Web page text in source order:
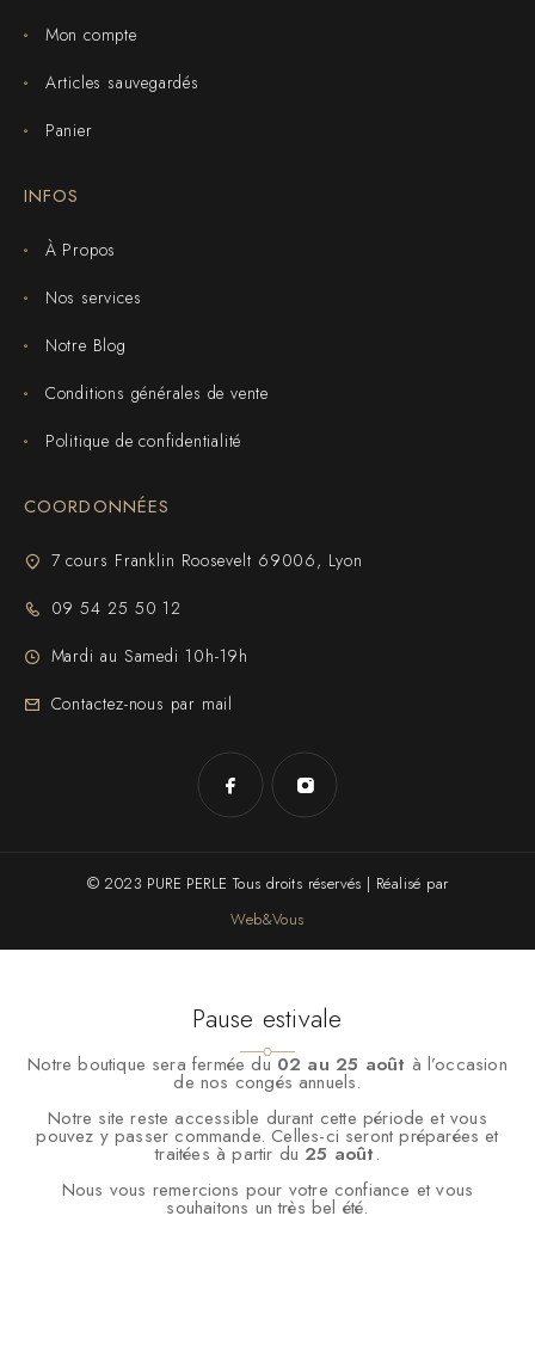
Mon compte
Articles sauvegardés
Panier
INFOS
À Propos
Nos services
Notre Blog
Conditions générales de vente
Politique de confidentialité
COORDONNÉES
7 cours Franklin Roosevelt 69006, Lyon
09 54 25 50 12
Mardi au Samedi 10h-19h
Contactez-nous par mail
© 2023 PURE PERLE Tous droits réservés | Réalisé par
Web&Vous
Pause estivale
Notre boutique sera fermée du 02 au 25 août à l’occasion
de nos congés annuels.
Notre site reste accessible durant cette période et vous
pouvez y passer commande. Celles-ci seront préparées et
traitées à partir du 25 août.
Nous vous remercions pour votre confiance et vous
souhaitons un très bel été.